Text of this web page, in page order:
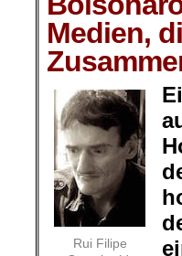
Medien,
Rui Filipe